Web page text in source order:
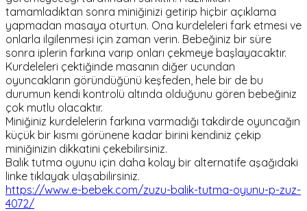
tamamladıktan sonra miniğinizi getirip hiçbir açıklama
yapmadan masaya oturtun. Ona kurdeleleri fark etmesi ve
onlarla ilgilenmesi için zaman verin. Bebeğiniz bir süre
sonra iplerin farkına varıp onları çekmeye başlayacaktır.
Kurdeleleri çektiğinde masanın diğer ucundan
oyuncakların göründüğünü keşfeden, hele bir de bu
durumun kendi kontrolü altında olduğunu gören bebeğiniz
çok mutlu olacaktır.
Miniğiniz kurdelelerin farkına varmadığı takdirde oyuncağın
küçük bir kısmı görünene kadar birini kendiniz çekip
miniğinizin dikkatini çekebilirsiniz.
Balık tutma oyunu için daha kolay bir alternatife aşağıdaki
linke tıklayak ulaşabilirsiniz.
https://www.e-bebek.com/zuzu-balik-tutma-oyunu-p-zuz-
4072/